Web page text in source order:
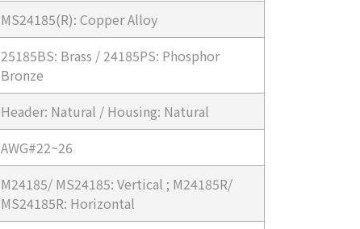
MS24185(R): Copper Alloy
25185BS: Brass / 24185PS: Phosphor
Bronze
Header: Natural / Housing: Natural
AWG#22~26
M24185/ MS24185: Vertical ; M24185R/
MS24185R: Horizontal